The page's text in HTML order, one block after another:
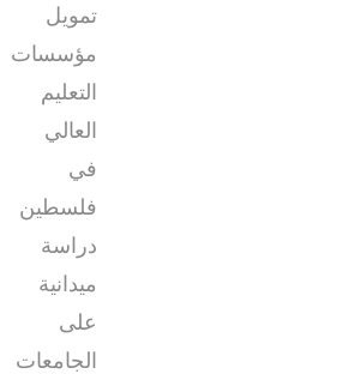
تمويل
مؤسسات
التعليم
العالي
في
فلسطين
دراسة
ميدانية
على
الجامعات